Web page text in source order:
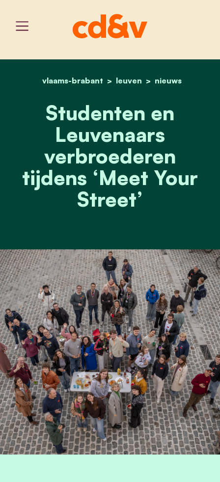
home
vlaams-brabant leuven nieuws
studenten en
Studenten en
Leuvenaars
verbroederen
tijdens ‘Meet Your
Street’